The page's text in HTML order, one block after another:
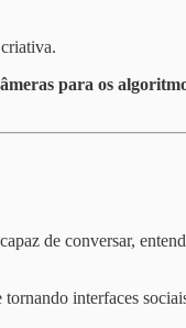
para os
de conversar,
tornando interfaces